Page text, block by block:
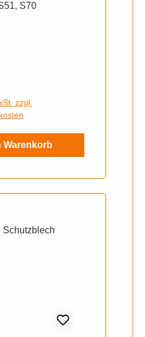
S70
zzgl.
Warenkorb